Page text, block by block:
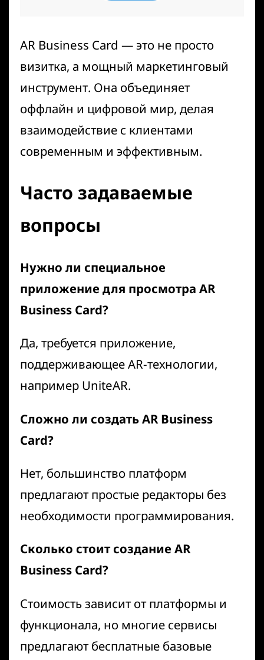
AR Business Card — это не просто
визитка, а мощный маркетинговый
инструмент. Она объединяет
оффлайн и цифровой мир, делая
взаимодействие с клиентами
современным и эффективным.
Часто задаваемые
вопросы
Нужно ли специальное
приложение для просмотра AR
Business Card?
Да, требуется приложение,
поддерживающее AR-технологии,
например UniteAR.
Сложно ли создать AR Business
Card?
Нет, большинство платформ
предлагают простые редакторы без
необходимости программирования.
Сколько стоит создание AR
Business Card?
Стоимость зависит от платформы и
функционала, но многие сервисы
предлагают бесплатные базовые